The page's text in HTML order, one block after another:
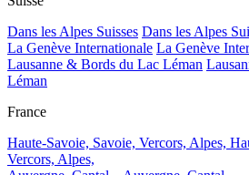
Dans les Alpes Suisses Dans les Alpes
La Genève Internationale La Genève
Lausanne & Bords du Lac Léman
Léman
France
Haute-Savoie, Savoie, Vercors, Alpes,
Vercors, Alpes,